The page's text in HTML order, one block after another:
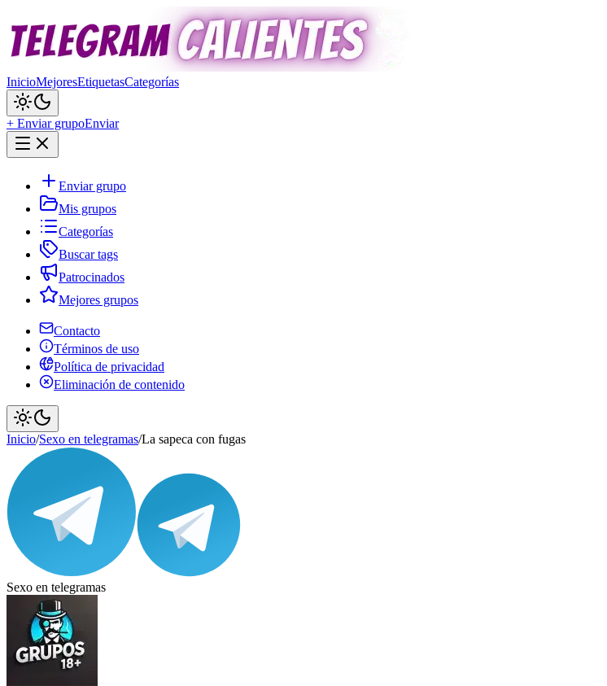
InicioMejoresEtiquetasCategorías
+ Enviar grupoEnviar
Enviar grupo
Mis grupos
Categorías
Buscar tags
Patrocinados
Mejores grupos
Contacto
Términos de uso
Política de privacidad
Eliminación de contenido
Inicio/Sexo en telegramas/La sapeca con fugas
Sexo en telegramas